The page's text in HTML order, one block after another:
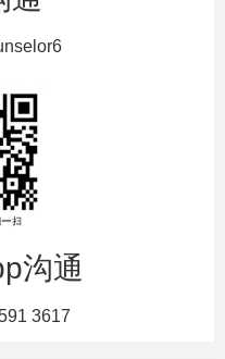
沟通
3617